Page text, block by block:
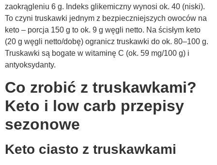
zaokrągleniu 6 g. Indeks glikemiczny wynosi ok. 40 (niski).
To czyni truskawki jednym z bezpieczniejszych owoców na
keto – porcja 150 g to ok. 9 g węgli netto. Na ścisłym keto
(20 g węgli netto/dobę) ogranicz truskawki do ok. 80–100 g.
Truskawki są bogate w witaminę C (ok. 59 mg/100 g) i
antyoksydanty.
Co zrobić z truskawkami?
Keto i low carb przepisy
sezonowe
Keto ciasto z truskawkami